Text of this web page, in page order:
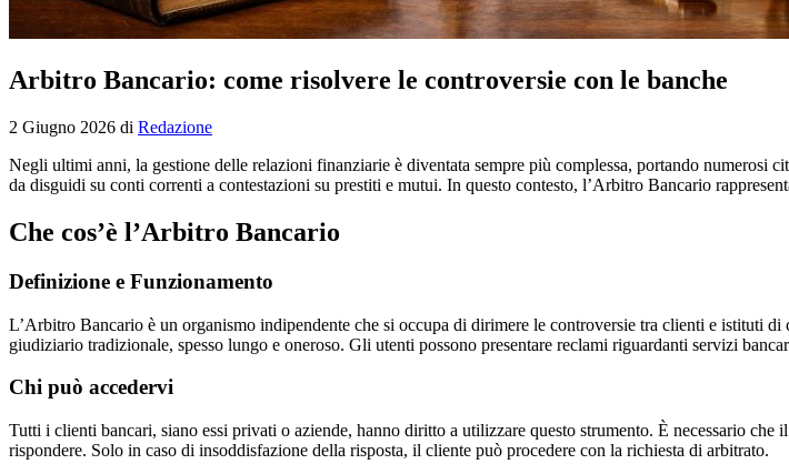
Arbitro Bancario: come risolvere le controversie con le banche
2 Giugno 2026 di Redazione
Negli ultimi anni, la gestione delle relazioni finanziarie è diventata sempre più complessa, portando numerosi
da disguidi su conti correnti a contestazioni su prestiti e mutui. In questo contesto, l’Arbitro Bancario
Che cos’è l’Arbitro Bancario
Definizione e Funzionamento
L’Arbitro Bancario è un organismo indipendente che si occupa di dirimere le controversie tra clienti e istituti
giudiziario tradizionale, spesso lungo e oneroso. Gli utenti possono presentare reclami riguardanti servizi
Chi può accedervi
Tutti i clienti bancari, siano essi privati o aziende, hanno diritto a utilizzare questo strumento. È necessario
rispondere. Solo in caso di insoddisfazione della risposta, il cliente può procedere con la richiesta di arbitrato.